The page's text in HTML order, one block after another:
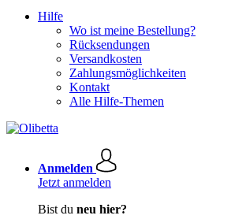
Hilfe
Wo ist meine Bestellung?
Rücksendungen
Versandkosten
Zahlungsmöglichkeiten
Kontakt
Alle Hilfe-Themen
Anmelden
Jetzt anmelden
Bist du neu hier?